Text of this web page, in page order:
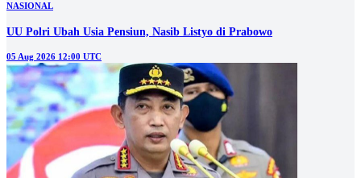
NASIONAL
UU Polri Ubah Usia Pensiun, Nasib Listyo di Prabowo
05 Aug 2026 12:00 UTC